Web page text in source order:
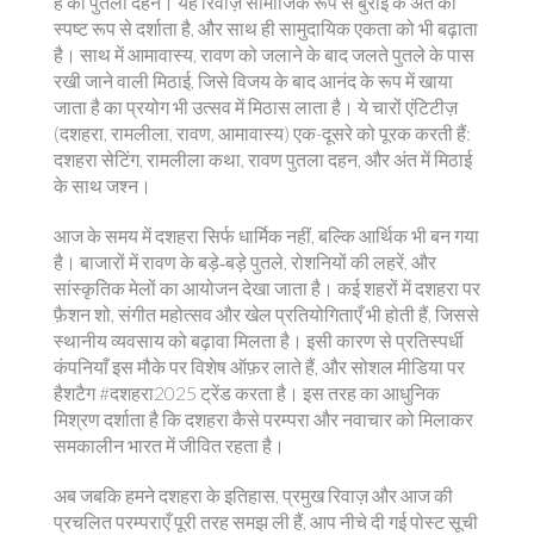
स्पष्ट रूप से दर्शाता है, और साथ ही सामुदायिक एकता को भी बढ़ाता
है। साथ मेंआमावास्य, रावण को जलाने के बाद जलते पुतले के पास
रखी जाने वाली मिठाई, जिसे विजय के बाद आनंद के रूप में खाया
जाता हैका प्रयोग भी उत्सव में मिठास लाता है। ये चारों एंटिटीज़
(दशहरा, रामलीला, रावण, आमावास्य) एक-दूसरे को पूरक करती हैं:
दशहरा सेटिंग, रामलीला कथा, रावण पुतला दहन, और अंत में मिठाई
के साथ जश्न।
आज के समय में दशहरा सिर्फ धार्मिक नहीं, बल्कि आर्थिक भी बन गया
है। बाजारों में रावण के बड़े‑बड़े पुतले, रोशनियों की लहरें, और
सांस्कृतिक मेलों का आयोजन देखा जाता है। कई शहरों में दशहरा पर
फ़ैशन शो, संगीत महोत्सव और खेल प्रतियोगिताएँ भी होती हैं, जिससे
स्थानीय व्यवसाय को बढ़ावा मिलता है। इसी कारण से प्रतिस्पर्धी
कंपनियाँ इस मौके पर विशेष ऑफ़र लाते हैं, और सोशल मीडिया पर
हैशटैग #दशहरा2025 ट्रेंड करता है। इस तरह का आधुनिक
मिश्रण दर्शाता है कि दशहरा कैसे परम्परा और नवाचार को मिलाकर
समकालीन भारत में जीवित रहता है।
अब जबकि हमने दशहरा के इतिहास, प्रमुख रिवाज़ और आज की
प्रचलित परम्पराएँ पूरी तरह समझ ली हैं, आप नीचे दी गई पोस्ट सूची